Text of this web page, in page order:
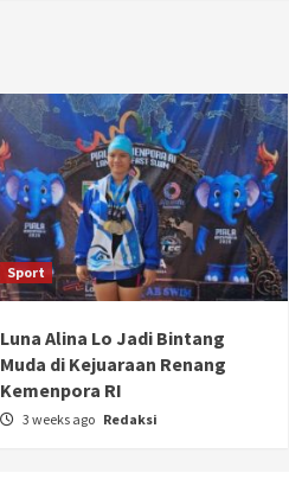
Sport
Luna Alina Lo Jadi Bintang
Muda di Kejuaraan Renang
Kemenpora RI
3 weeks ago Redaksi